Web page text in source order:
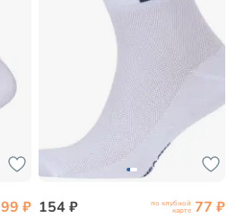
99 ₽ 154 ₽ по клубной
карте 77 ₽